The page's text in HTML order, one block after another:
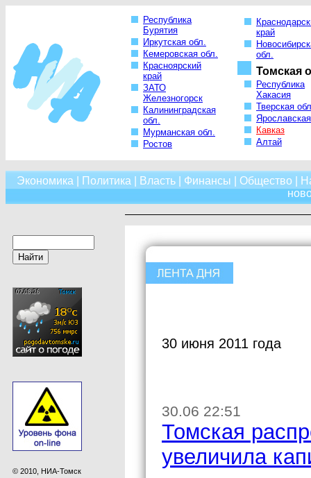
Республика
Бурятия
Иркутская обл.
Кемеровская обл.
Красноярский
край
ЗАТО
Железногорск
Калининградская
обл.
Мурманская обл.
Ростов
край
обл.
Томская
Республика
Хакасия
Тверская
Кавказ
Алтай
Экономика Политика Власть| Финансы Общество
© 2010, НИА-Томск
30 июня 2011 года
30.06 22:51
Томская
увеличила